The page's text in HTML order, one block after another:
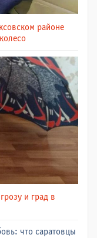
районе
и град в
что саратовцы